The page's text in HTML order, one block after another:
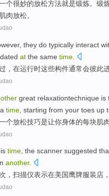
个很妙的放松方法就是锻炼。锻
肉放松。
, they do typically interact
at the same time
， 在运行时这些构件通常会彼此
great relaxationtechnique is
a time starting from your toes up
个放松技巧是让你身体的每块肌
time, the scanner suggested
another.
， 扫描仪表示在美国鹰牌服装店，